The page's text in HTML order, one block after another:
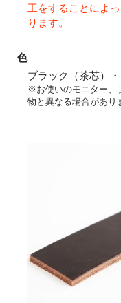
工をすることによ
ります。
色
ブラック（茶芯）
※お使いのモニター、
物と異なる場合があり